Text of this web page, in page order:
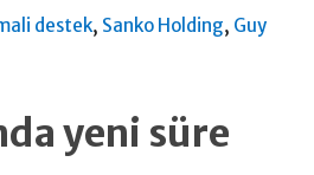
destek, Sanko Holding, Guy
yeni süre